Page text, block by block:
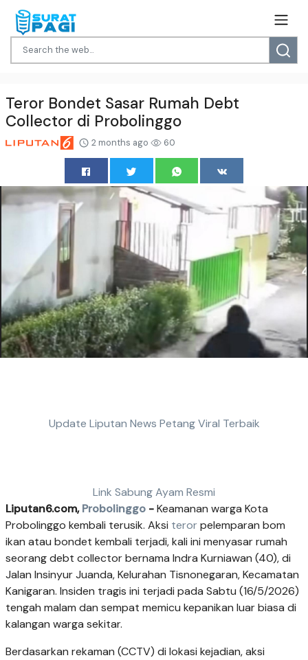
Teror Bondet Sasar Rumah Debt
Collector di Probolinggo
2 months ago 60
Update Liputan News Petang Viral Terbaik
Link Sabung Ayam Resmi
Liputan6.com,Probolinggo -Keamanan warga Kota
Probolinggo kembali terusik. Aksi terorpelemparan bom
ikan atau bondet kembali terjadi, kali ini menyasar rumah
seorang debt collector bernama Indra Kurniawan (40), di
Jalan Insinyur Juanda, Kelurahan Tisnonegaran, Kecamatan
Kanigaran. Insiden tragis ini terjadi pada Sabtu (16/5/2026)
tengah malam dan sempat memicu kepanikan luar biasa di
kalangan warga sekitar.
​Berdasarkan rekaman (CCTV) di lokasi kejadian, aksi